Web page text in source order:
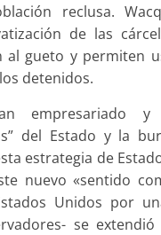
reclusa.
de las
al gueto y permiten
detenidos.
empresariado y
del Estado y la
estrategia de
nuevo «sentido
Unidos por
se